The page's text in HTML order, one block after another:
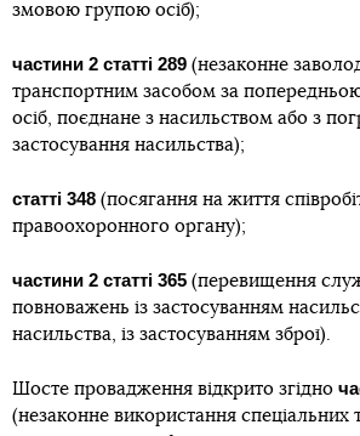
змовою групою осіб);
частини 2 статті 289 (незаконне
транспортним засобом за
осіб, поєднане з насильством або з
застосування насильства);
статті 348 (посягання на життя
правоохоронного органу);
частини 2 статті 365 (перевищення
повноважень із застосуванням
насильства, із застосуванням зброї).
Шосте провадження відкрито згідно
(незаконне використання спеціальних